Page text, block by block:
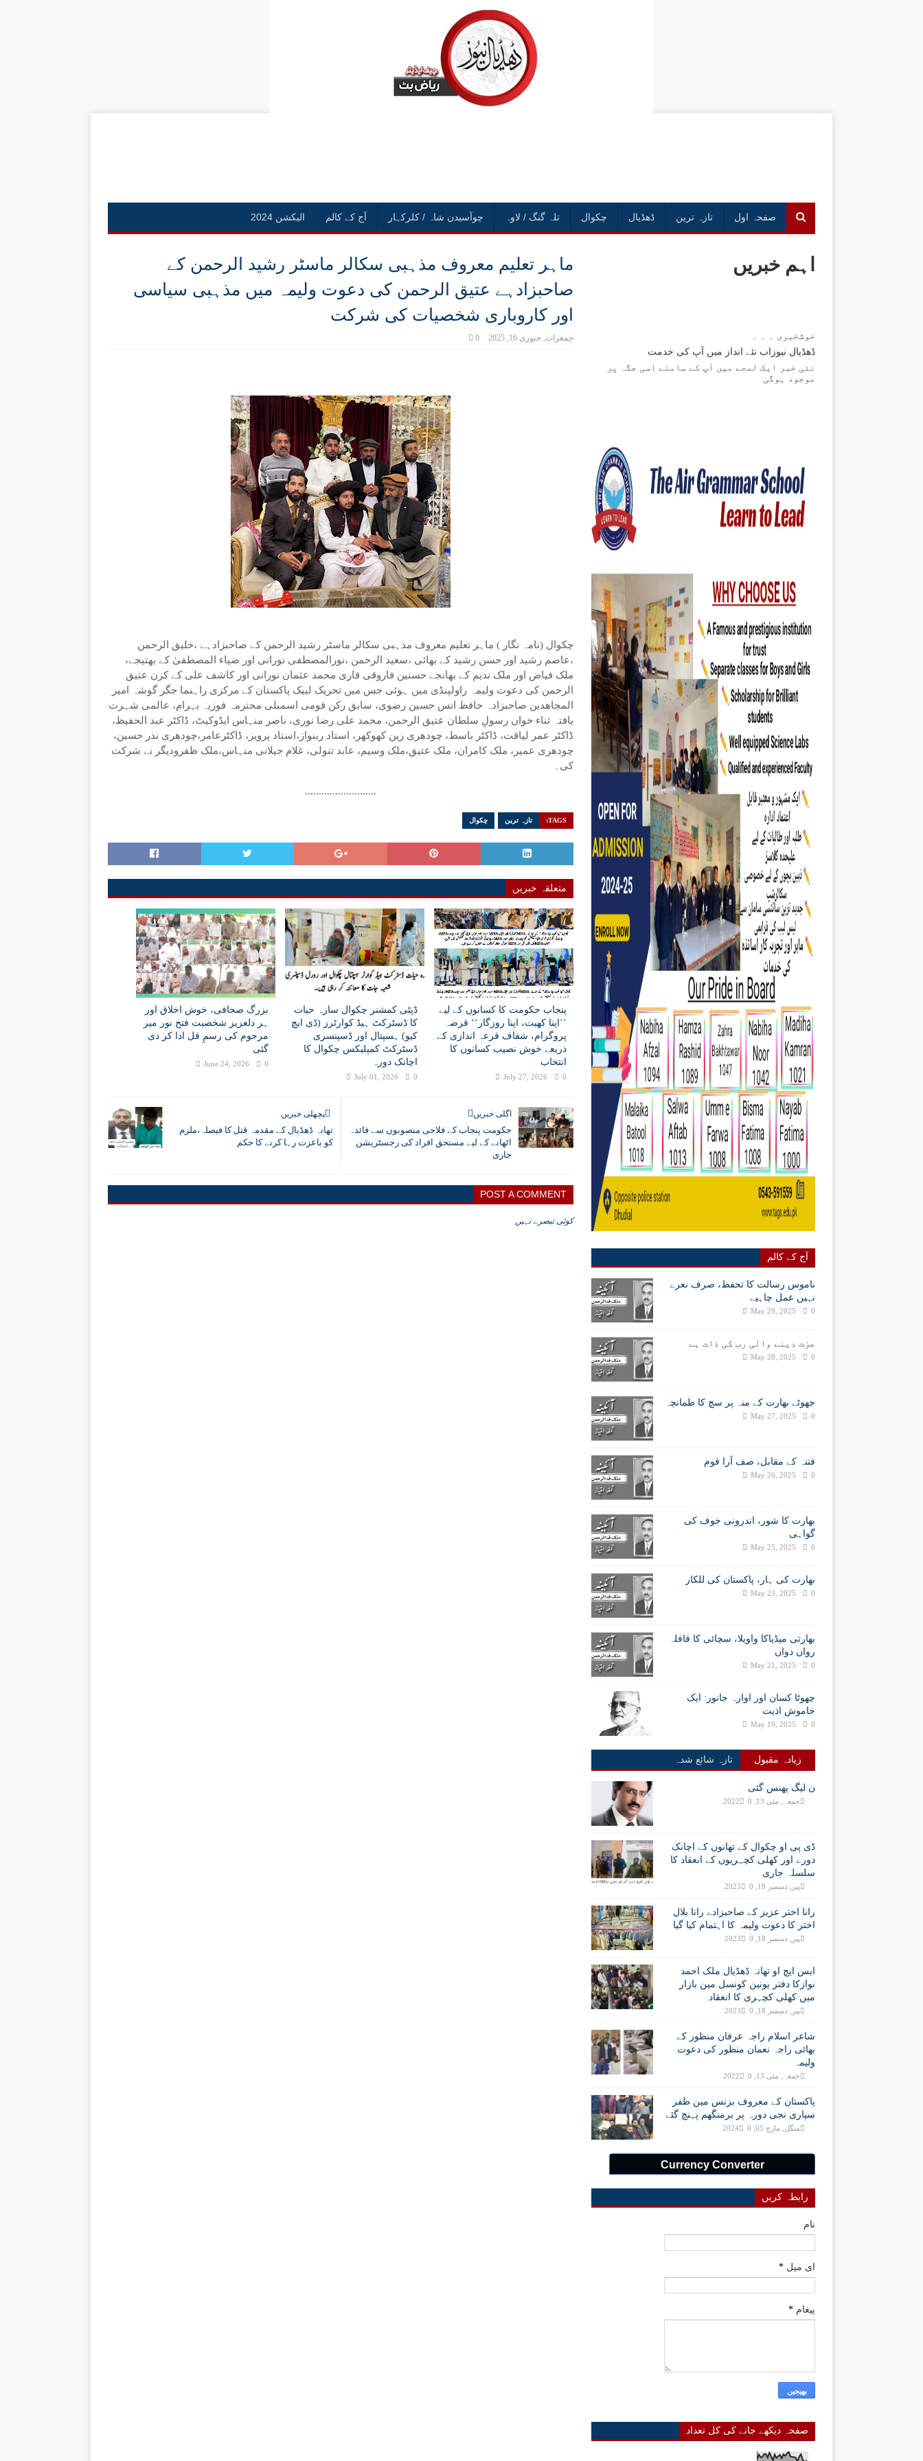
صفحہ اول تازہ ترین ڈھڈیال چکوال تلہ گنگ / لاوہ چوآسیدن شاہ / کلرکہار آج کے کالم الیکشن 2024
ماہر تعلیم معروف مذہبی سکالر ماسٹر رشید الرحمن کے
صاحبزادہے عتیق الرحمن کی دعوت ولیمہ میں مذہبی سیاسی
اور کاروباری شخصیات کی شرکت
جمعرات, جنوری 16, 2025 0
چکوال (نامہ نگار ) ماہر تعلیم معروف مذہبی سکالر ماسٹر رشید الرحمن کے صاحبزادہے ،خلیق الرحمن
،عاصم رشید اور حسن رشید کے بھائی ،سعید الرحمن ،نورالمصطفی نورانی اور ضیاء المصطفیٰ کے بھتیجے،
ملک فیاض اور ملک ندیم کے بھانجے حسنین فاروقی قاری محمد عثمان نورانی اور کاشف علی کے کزن عتیق
الرحمن کی دعوت ولیمہ راولپنڈی میں ہوئی جس میں تحریک لبیک پاکستان کے مرکزی راہنما جگر گوشہ امیر
المجاھدین صاحبزادہ حافظ انس حسین رضوی، سابق رکن قومی اسمبلی محترمہ فوزیہ بہرام، عالمی شہرت
یافتہ ثناء خواں رسولِ سلطان عتیق الرحمن، محمد علی رضا نوری، ناصر منہاس ایڈوکیٹ، ڈاکٹر عبد الحفیظ،
ڈاکٹر عمر لیاقت، ڈاکٹر باسط، چودھری زین کھوکھر، استاد ربنواز،استاد پرویز، ڈاکٹرعامر،چودھری نذر حسین،
چودھری عمیر، ملک کامران، ملک عتیق،ملک وسیم، عابد تنولی، غلام جیلانی منہاس،ملک ظفرودیگر نے شرکت
کی۔
..........................
TAGS: تازہ ترین چکوال
متعلقہ خبریں
پنجاب حکومت کا کسانوں کے لیے
’’اپنا کھیت، اپنا روزگار‘‘ قرضہ
پروگرام، شفاف قرعہ اندازی کے
ذریعے خوش نصیب کسانوں کا
انتخاب
July 27, 2026 0
ڈپٹی کمشنر چکوال سارہ حیات
کا ڈسٹرکٹ ہیڈ کوارٹرز (ڈی ایچ
کیو) ہسپتال اور ڈسپنسری
ڈسٹرکٹ کمپلیکس چکوال کا
اچانک دورہ
July 01, 2026 0
بزرگ صحافی، خوش اخلاق اور
ہر دلعزیز شخصیت فتح نور میر
مرحوم کی رسمِ قل ادا کر دی
گئی
June 24, 2026 0
اگلی خبریں
حکومت پنجاب کے فلاحی منصوبوں سے فائدہ
اٹھانے کے لیے مستحق افراد کی رجسٹریشن
جاری
پچھلی خبریں
تھانہ ڈھڈیال کے مقدمہ قتل کا فیصلہ،ملزم
کو باعزت رہا کرنے کا حکم
POST A COMMENT
کوئی تبصرے نہیں
اہم خبریں
ڈھڈیال نیوزاب نئے انداز میں آپ کی خدمت
نئی خبر ایک لمحے میں آپ کے سامنے اسی جگہ پر
آج کے کالم
ناموس رسالت کا تحفظ، صرف نعرے
نہیں عمل چاہیے
May 29, 2025 0
عزت دینے والی رب کی ذات ہے
May 28, 2025 0
جھوٹے بھارت کے منہ پر سچ کا طمانچہ
May 27, 2025 0
فتنہ کے مقابل، صف آرا قوم
May 26, 2025 0
بھارت کا شور، اندرونی خوف کی
گواہی
May 25, 2025 0
بھارت کی ہار، پاکستان کی للکار
May 23, 2025 0
بھارتی میڈیاکا واویلا، سچائی کا قافلہ
رواں دواں
May 21, 2025 0
چھوٹا کسان اور اوارہ جانور: ایک
خاموش اذیت
May 19, 2025 0
زیادہ مقبول تازہ شائع شدہ
ن لیگ پھنس گئی
جمعہ, مئی 13, 2022 0
ڈی پی او چکوال کے تھانوں کے اچانک
دورے اور کھلی کچہریوں کے انعقاد کا
سلسلہ جاری
پیر, دسمبر 18, 2023 0
رانا اختر عزیز کے صاحبزادے رانا بلال
اختر کا دعوت ولیمہ کا اہتمام کیا گیا
پیر, دسمبر 18, 2023 0
ایس ایچ او تھانہ ڈھڈیال ملک احمد
نوازکا دفتر یونین کونسل مین بازار
میں کھلی کچہری کا انعقاد
پیر, دسمبر 18, 2023 0
شاعر اسلام راجہ عرفان منظور کے
بھائی راجہ نعمان منظور کی دعوت
ولیمہ
جمعہ, مئی 13, 2022 0
پاکستان کے معروف بزنس مین ظفر
سپاری نجی دورہ پر برمنگھم پہنچ گئے
منگل, مارچ 05, 2024 0
Currency Converter
رابطہ کریں
نام
ای میل *
پیغام *
صفحہ دیکھے جانے کی کل تعداد